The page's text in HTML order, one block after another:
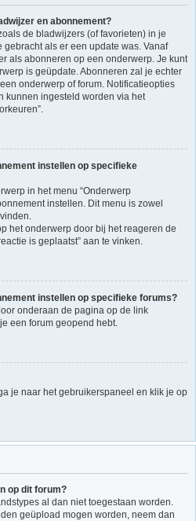
en abonnement?
de bladwijzers (of favorieten) in je
als er een update was. Vanaf
als abonneren op een onderwerp. Je kunt
is geüpdate. Abonneren zal je echter
onderwerp of forum. Notificatieopties
kunnen ingesteld worden via het
instellen op specifieke
in het menu “Onderwerp
instellen. Dit menu is zowel
het onderwerp door bij het reageren de
is geplaatst” aan te vinken.
instellen op specifieke forums?
onderaan de pagina op de link
een forum geopend hebt.
je naar het gebruikerspaneel en klik je op
op dit forum?
al dan niet toegestaan worden.
geüpload mogen worden, neem dan